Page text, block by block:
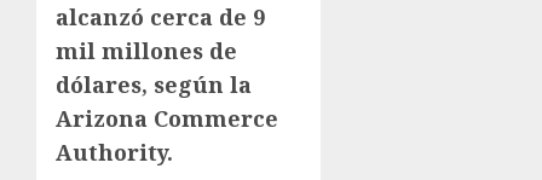
alcanzó cerca de 9
mil millones de
dólares, según la
Arizona Commerce
Authority.